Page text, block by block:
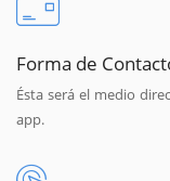
Forma de
Ésta será el medio
app.